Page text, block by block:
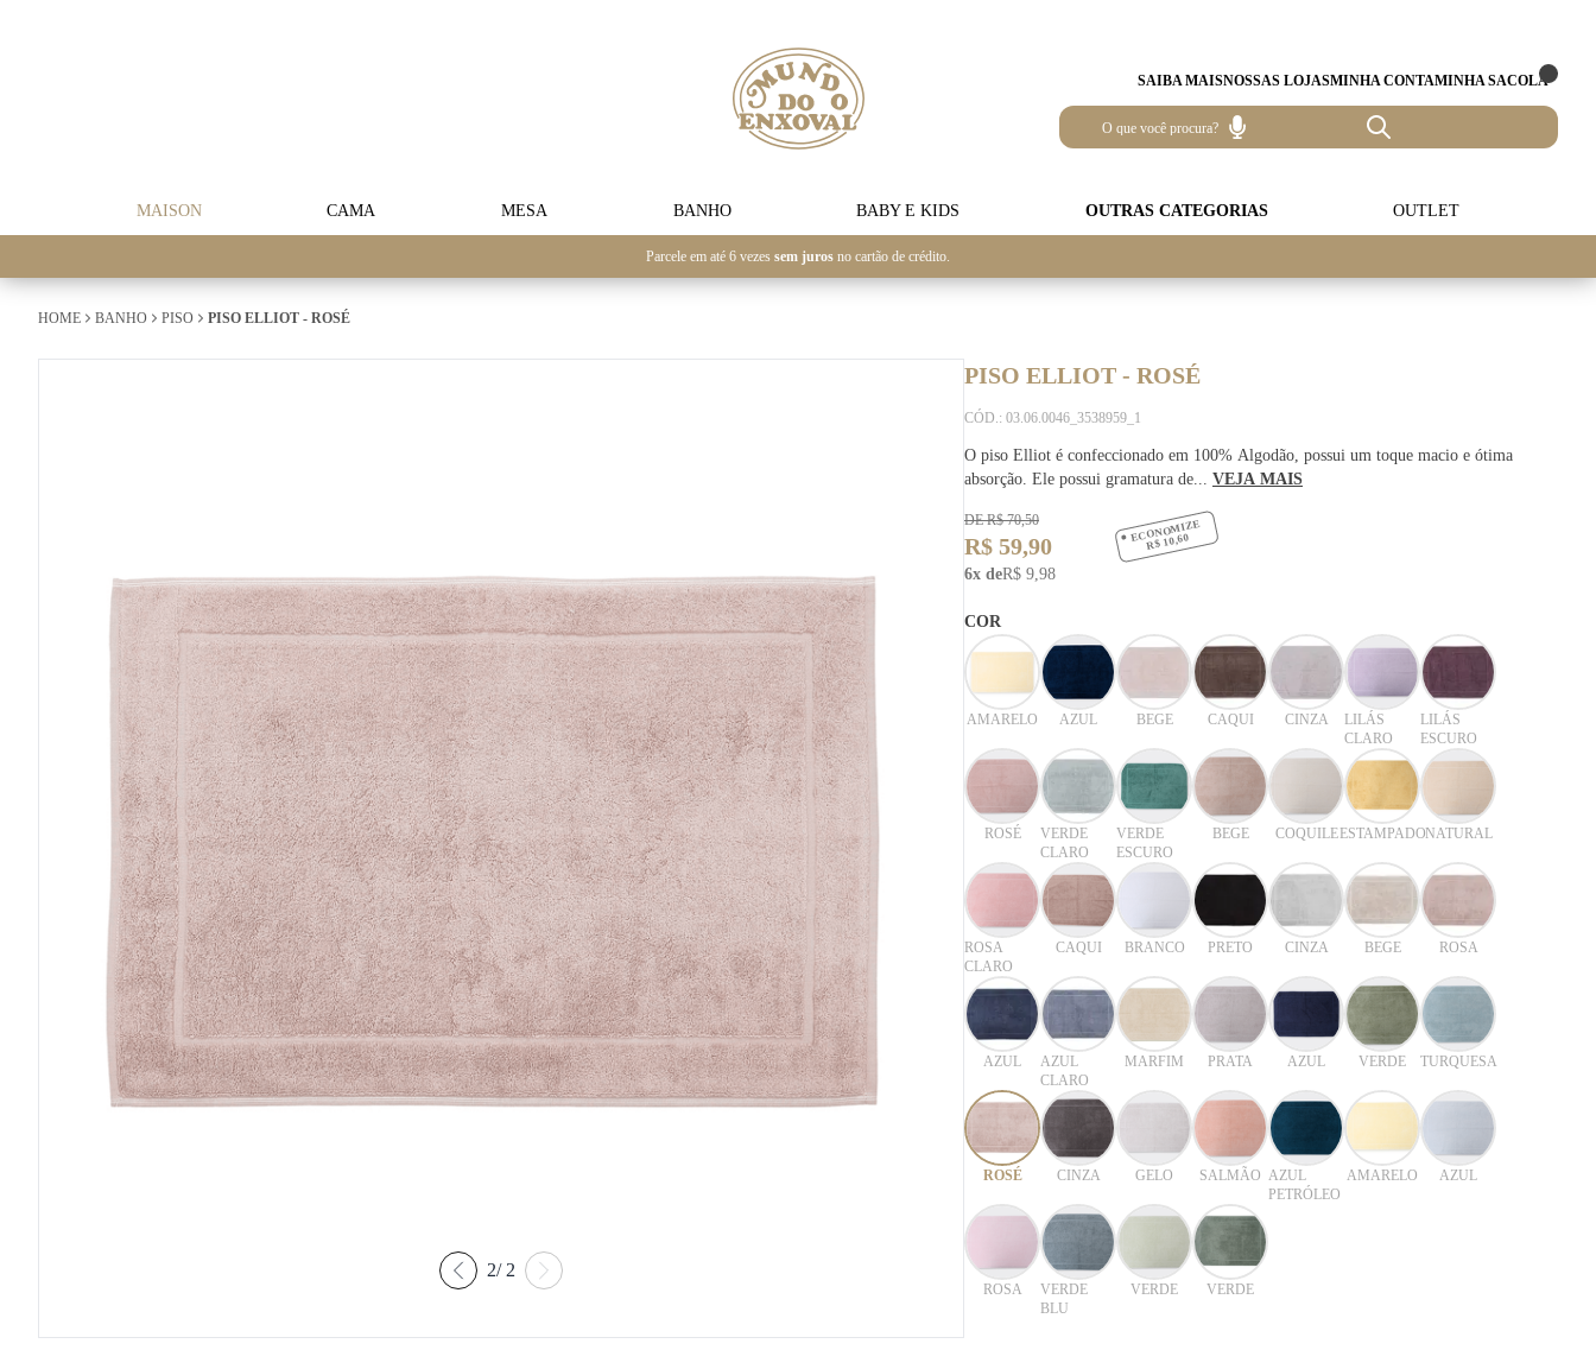
SAIBA MAISNOSSAS LOJASMINHA CONTAMINHA SACOLA
MAISON CAMA MESA BANHO BABY E KIDS OUTRAS CATEGORIAS OUTLET
Parcele em até 6 vezes sem juros no cartão de crédito.
HOME BANHO PISO PISO ELLIOT - ROSÉ
2/ 2
PISO ELLIOT - ROSÉ
CÓD.: 03.06.0046_3538959_1
O piso Elliot é confeccionado em 100% Algodão, possui um toque macio e ótima
absorção. Ele possui gramatura de... VEJA MAIS
DE R$ 70,50
R$ 59,90
6x deR$ 9,98
ECONOMIZE
R$ 10,60
COR
AMARELO AZUL BEGE CAQUI CINZA
LILÁS
CLARO
LILÁS
ESCURO
ROSÉ
VERDE
CLARO
VERDE
ESCURO
BEGE COQUILE ESTAMPADONATURAL
ROSA
CLARO
CAQUI BRANCO PRETO CINZA BEGE ROSA
AZUL
AZUL
CLARO
MARFIM PRATA AZUL VERDE TURQUESA
ROSÉ CINZA GELO SALMÃO AZUL
PETRÓLEO
AMARELO AZUL
ROSA
VERDE
BLU
VERDE VERDE